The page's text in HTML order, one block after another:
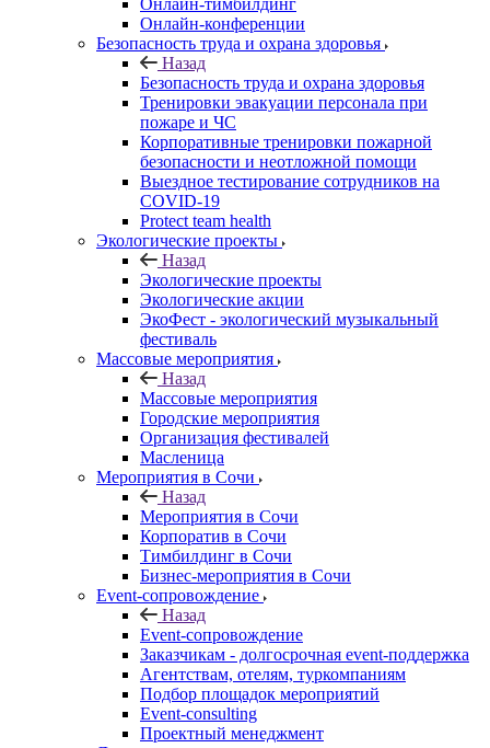
Онлайн-тимбилдинг
Онлайн-конференции
Безопасность труда и охрана здоровья
Назад
Безопасность труда и охрана здоровья
Тренировки эвакуации персонала при
пожаре и ЧС
Корпоративные тренировки пожарной
безопасности и неотложной помощи
Выездное тестирование сотрудников на
COVID-19
Protect team health
Экологические проекты
Назад
Экологические проекты
Экологические акции
ЭкоФест - экологический музыкальный
фестиваль
Массовые мероприятия
Назад
Массовые мероприятия
Городские мероприятия
Организация фестивалей
Масленица
Мероприятия в Сочи
Назад
Мероприятия в Сочи
Корпоратив в Сочи
Тимбилдинг в Сочи
Бизнес-мероприятия в Сочи
Event-сопровождение
Назад
Event-сопровождение
Заказчикам - долгосрочная event-поддержка
Агентствам, отелям, туркомпаниям
Подбор площадок мероприятий
Event-consulting
Проектный менеджмент